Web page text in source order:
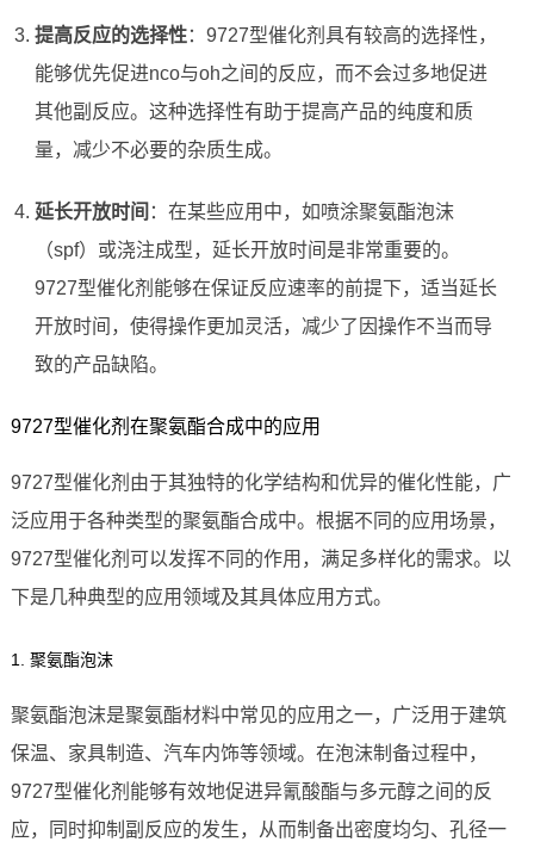
提高反应的选择性：9727型催化剂具有较高的选择性，
能够优先促进nco与oh之间的反应，而不会过多地促进
其他副反应。这种选择性有助于提高产品的纯度和质
量，减少不必要的杂质生成。
延长开放时间 ：在某些应用中，如喷涂聚氨酯泡沫
（spf）或浇注成型，延长开放时间是非常重要的。
9727型催化剂能够在保证反应速率的前提下，适当延长
开放时间，使得操作更加灵活，减少了因操作不当而导
致的产品缺陷。
9727型催化剂在聚氨酯合成中的应用
9727型催化剂由于其独特的化学结构和优异的催化性能，广
泛应用于各种类型的聚氨酯合成中。根据不同的应用场景，
9727型催化剂可以发挥不同的作用，满足多样化的需求。以
下是几种典型的应用领域及其具体应用方式。
1. 聚氨酯泡沫
聚氨酯泡沫是聚氨酯材料中常见的应用之一，广泛用于建筑
保温、家具制造、汽车内饰等领域。在泡沫制备过程中，
9727型催化剂能够有效地促进异氰酸酯与多元醇之间的反
应，同时抑制副反应的发生，从而制备出密度均匀、孔径一